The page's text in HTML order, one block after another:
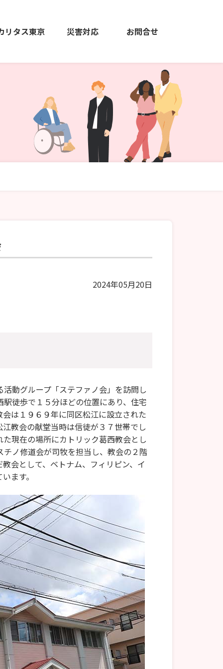
リタス東京 災害対応 お問合せ
2024年05月20日
動グループ「ステファノ会」を訪問し
徒歩で１５分ほどの位置にあり、住宅
は１９６９年に同区松江に設立された
教会の献堂当時は信徒が３７世帯でし
現在の場所にカトリック葛西教会とし
ノ修道会が司牧を担当し、教会の２階
会として、ベトナム、フィリピン、イ
ます。